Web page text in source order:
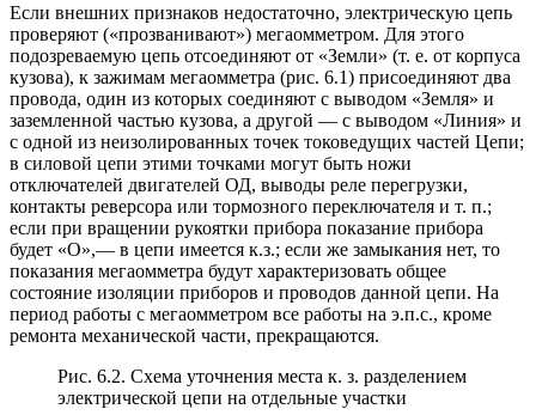
Если внешних признаков недостаточно, электрическую цепь
проверяют («прозванивают») мегаомметром. Для этого
подозреваемую цепь отсоединяют от «Земли» (т. е. от корпуса
кузова), к зажимам мегаомметра (рис. 6.1) присоединяют два
провода, один из которых соединяют с выводом «Земля» и
заземленной частью кузова, а другой — с выводом «Линия» и
с одной из неизолированных точек токоведущих частей Цепи;
в силовой цепи этими точками могут быть ножи
отключателей двигателей ОД, выводы реле перегрузки,
контакты реверсора или тормозного переключателя и т. п.;
если при вращении рукоятки прибора показание прибора
будет «О»,— в цепи имеется к.з.; если же замыкания нет, то
показания мегаомметра будут характеризовать общее
состояние изоляции приборов и проводов данной цепи. На
период работы с мегаомметром все работы на э.п.с., кроме
ремонта механической части, прекращаются.
Рис. 6.2. Схема уточнения места к. з. разделением
электрической цепи на отдельные участки